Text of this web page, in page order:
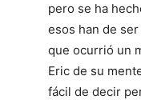
pero se ha
esos han de
que ocurrió un
Eric de su
fácil de decir